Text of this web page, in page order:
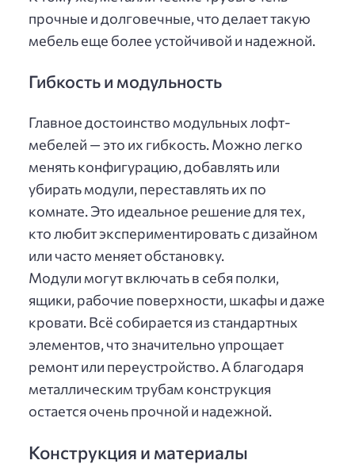
прочные и долговечные, что делает такую
мебель еще более устойчивой и надежной.
Гибкость и модульность
Главное достоинство модульных лофт-
мебелей — это их гибкость. Можно легко
менять конфигурацию, добавлять или
убирать модули, переставлять их по
комнате. Это идеальное решение для тех,
кто любит экспериментировать с дизайном
или часто меняет обстановку.
Модули могут включать в себя полки,
ящики, рабочие поверхности, шкафы и даже
кровати. Всё собирается из стандартных
элементов, что значительно упрощает
ремонт или переустройство. А благодаря
металлическим трубам конструкция
остается очень прочной и надежной.
Конструкция и материалы